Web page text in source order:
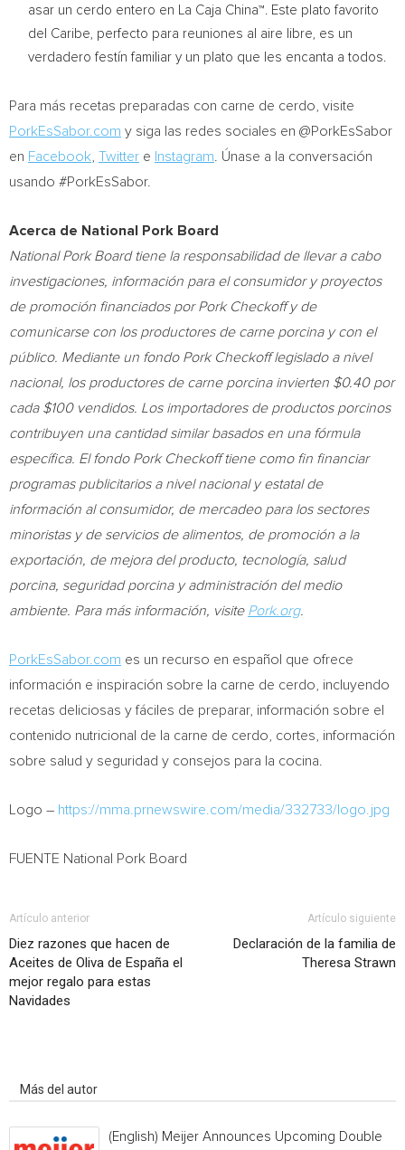
asar un cerdo entero en La Caja China™. Este plato favorito
del Caribe, perfecto para reuniones al aire libre, es un
verdadero festín familiar y un plato que les encanta a todos.
Para más recetas preparadas con carne de cerdo, visite
PorkEsSabor.com y siga las redes sociales en @PorkEsSabor
en Facebook Twitter e Instagram . Únase a la conversación
usando #PorkEsSabor.
Acerca de National Pork Board
National Pork Board tiene la responsabilidad de llevar a cabo
investigaciones, información para el consumidor y proyectos
de promoción financiados por Pork Checkoff y de
comunicarse con los productores de carne porcina y con el
público. Mediante un fondo Pork Checkoff legislado a nivel
nacional, los productores de carne porcina invierten $0.40por
cada $100vendidos. Los importadores de productos porcinos
contribuyen una cantidad similar basados en una fórmula
específica. El fondo Pork Checkoff tiene como fin financiar
programas publicitarios a nivel nacional y estatal de
información al consumidor, de mercadeo para los sectores
minoristas y de servicios de alimentos, de promoción a la
exportación, de mejora del producto, tecnología, salud
porcina, seguridad porcina y administración del medio
ambiente. Para más información, visite Pork.org.
PorkEsSabor.com es un recurso en español que ofrece
información e inspiración sobre la carne de cerdo, incluyendo
recetas deliciosas y fáciles de preparar, información sobre el
contenido nutricional de la carne de cerdo, cortes, información
sobre salud y seguridad y consejos para la cocina.
Logo – https://mma.prnewswire.com/media/332733/logo.jpg
FUENTE National Pork Board
Artículo anterior
Diez razones que hacen de
Aceites de Oliva de España el
mejor regalo para estas
Navidades
Artículo siguiente
Declaración de la familia de
Theresa Strawn
Más del autor
(English) Meijer Announces Upcoming Double